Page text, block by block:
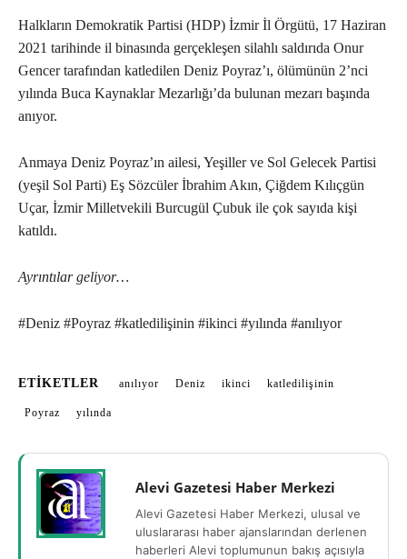
Halkların Demokratik Partisi (HDP) İzmir İl Örgütü, 17 Haziran
2021 tarihinde il binasında gerçekleşen silahlı saldırıda Onur
Gencer tarafından katledilen Deniz Poyraz’ı, ölümünün 2’nci
yılında Buca Kaynaklar Mezarlığı’da bulunan mezarı başında
anıyor.
Anmaya Deniz Poyraz’ın ailesi, Yeşiller ve Sol Gelecek Partisi
(yeşil Sol Parti) Eş Sözcüler İbrahim Akın, Çiğdem Kılıçgün
Uçar, İzmir Milletvekili Burcugül Çubuk ile çok sayıda kişi
katıldı.
Ayrıntılar geliyor…
#Deniz #Poyraz #katledilişinin #ikinci #yılında #anılıyor
ETIKETLER anılıyor Deniz ikinci katledilişinin
Poyraz yılında
Alevi Gazetesi Haber Merkezi
Alevi Gazetesi Haber Merkezi, ulusal ve
uluslararası haber ajanslarından derlenen
haberleri Alevi toplumunun bakış açısıyla